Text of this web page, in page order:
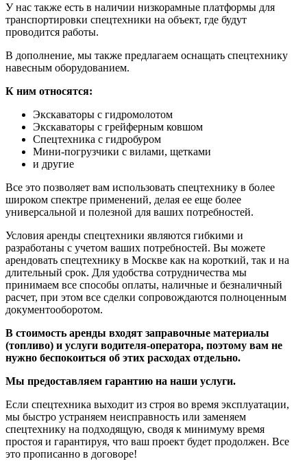
У нас также есть в наличии низкорамные платформы для
транспортировки спецтехники на объект, где будут
проводится работы.
В дополнение, мы также предлагаем оснащать спецтехнику
навесным оборудованием.
К ним относятся:
Экскаваторы с гидромолотом
Экскаваторы с грейферным ковшом
Спецтехника с гидробуром
Мини-погрузчики с вилами, щетками
и другие
Все это позволяет вам использовать спецтехнику в более
широком спектре применений, делая ее еще более
универсальной и полезной для ваших потребностей.
Условия аренды спецтехники являются гибкими и
разработаны с учетом ваших потребностей. Вы можете
арендовать спецтехнику в Москве как на короткий, так и на
длительный срок. Для удобства сотрудничества мы
принимаем все способы оплаты, наличные и безналичный
расчет, при этом все сделки сопровождаются полноценным
документооборотом.
В стоимость аренды входят заправочные материалы
(топливо) и услуги водителя-оператора, поэтому вам не
нужно беспокоиться об этих расходах отдельно.
Мы предоставляем гарантию на наши услуги.
Если спецтехника выходит из строя во время эксплуатации,
мы быстро устраняем неисправность или заменяем
спецтехнику на подходящую, сводя к минимуму время
простоя и гарантируя, что ваш проект будет продолжен. Все
это прописанно в договоре!